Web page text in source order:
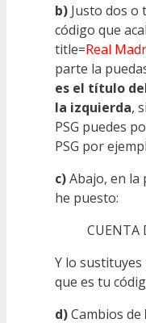
b) Justo dos o
código que
title=Real
parte la
es el título
la izquierda,
PSG puedes
PSG por
c)Abajo, en la
he puesto:
CUENTA
Y lo
que es tu
d)Cambios de